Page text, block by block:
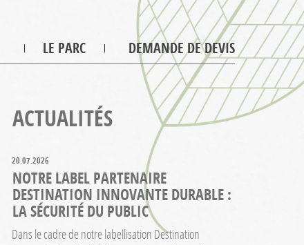
LE PARC DEMANDE DE DEVIS
ACTUALITÉS
20.07.2026
NOTRE LABEL PARTENAIRE
DESTINATION INNOVANTE DURABLE :
LA SÉCURITÉ DU PUBLIC
Dans le cadre de notre labellisation Destination